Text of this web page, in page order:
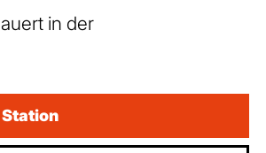
in der
Station